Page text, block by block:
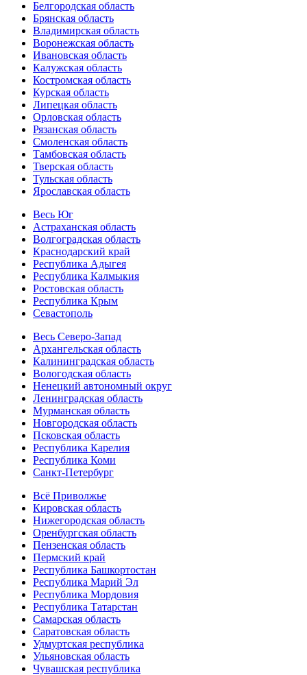
Белгородская область
Брянская область
Владимирская область
Воронежская область
Ивановская область
Калужская область
Костромская область
Курская область
Липецкая область
Орловская область
Рязанская область
Смоленская область
Тамбовская область
Тверская область
Тульская область
Ярославская область
Весь Юг
Астраханская область
Волгоградская область
Краснодарский край
Республика Адыгея
Республика Калмыкия
Ростовская область
Республика Крым
Севастополь
Весь Северо-Запад
Архангельская область
Калининградская область
Вологодская область
Ненецкий автономный округ
Ленинградская область
Мурманская область
Новгородская область
Псковская область
Республика Карелия
Республика Коми
Санкт-Петербург
Всё Приволжье
Кировская область
Нижегородская область
Оренбургская область
Пензенская область
Пермский край
Республика Башкортостан
Республика Марий Эл
Республика Мордовия
Республика Татарстан
Самарская область
Саратовская область
Удмуртская республика
Ульяновская область
Чувашская республика